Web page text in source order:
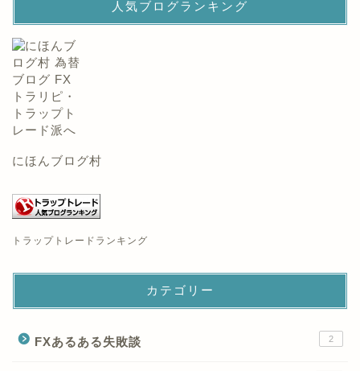
人気ブログランキング
にほんブログ村
トラップトレードランキング
カテゴリー
FXあるある失敗談 2